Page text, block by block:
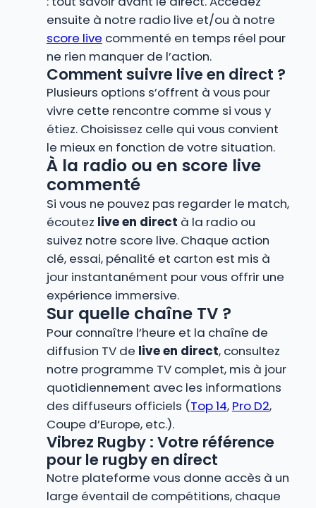
ensuite à notre radio live et/ou à notre
score live commenté en temps réel pour
ne rien manquer de l’action.
Comment suivre live en direct ?
Plusieurs options s’offrent à vous pour
vivre cette rencontre comme si vous y
étiez. Choisissez celle qui vous convient
le mieux en fonction de votre situation.
À la radio ou en score live
commenté
Si vous ne pouvez pas regarder le match,
écoutez live en direct à la radio ou
suivez notre score live. Chaque action
clé, essai, pénalité et carton est mis à
jour instantanément pour vous offrir une
expérience immersive.
Sur quelle chaîne TV ?
Pour connaître l’heure et la chaîne de
diffusion TV de live en direct, consultez
notre programme TV complet, mis à jour
quotidiennement avec les informations
des diffuseurs officiels (Top 14, Pro D2,
Coupe d’Europe, etc.).
Vibrez Rugby : Votre référence
pour le rugby en direct
Notre plateforme vous donne accès à un
large éventail de compétitions, chaque